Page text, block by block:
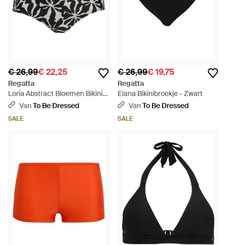
€ 26,99€ 22,25
Regatta
Loria Abstract Bloemen Bikini
Onderdeel - Zwart
VanTo Be Dressed
SALE
€ 26,99€ 19,75
Regatta
Elana Bikinibroekje - Zwart
VanTo Be Dressed
SALE